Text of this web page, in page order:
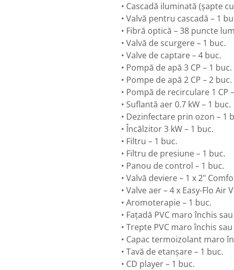
• Cascadă iluminată (șapte
• Valvă pentru cascadă – 1
• Fibră optică – 38 puncte
• Valvă de scurgere – 1 buc.
• Valve de captare – 4 buc.
• Pompă de apă 3 CP – 1 buc.
• Pompe de apă 2 CP – 2 buc.
• Pompă de recirculare 1 CP
• Suflantă aer 0.7 kW – 1 buc.
• Dezinfectare prin ozon – 1
• Încălzitor 3 kW – 1 buc.
• Filtru – 1 buc.
• Filtru de presiune – 1 buc.
• Panou de control – 1 buc.
• Valvă deviere – 1 x 2"
• Valve aer – 4 x Easy-Flo Air
• Aromoterapie – 1 buc.
• Fațadă PVC maro închis
• Trepte PVC maro închis
• Capac termoizolant maro
• Tavă de etanșare – 1 buc.
• CD player – 1 buc.